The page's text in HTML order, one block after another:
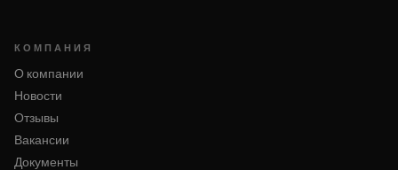
КОМПАНИЯ
О компании
Новости
Отзывы
Вакансии
Документы